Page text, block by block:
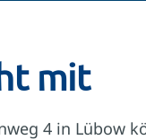
mit
4 in Lübow